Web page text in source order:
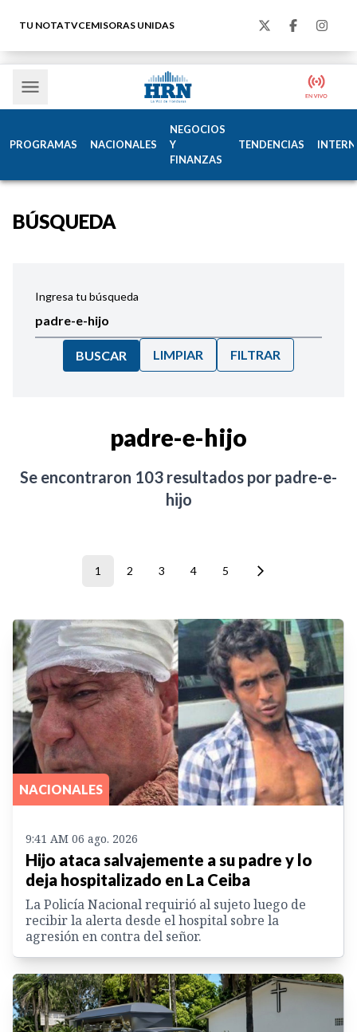
TU NOTATVCEMISORAS UNIDAS
PROGRAMAS NACIONALES
NEGOCIOS
Y
FINANZAS
TENDENCIAS
BÚSQUEDA
Ingresa tu búsqueda
BUSCAR LIMPIAR FILTRAR
padre-e-hijo
Se encontraron 103 resultados por padre-e-
hijo
1 2 3 4 5
NACIONALES
9:41 AM 06 ago. 2026
Hijo ataca salvajemente a su padre y lo
deja hospitalizado en La Ceiba
La Policía Nacional requirió al sujeto luego de
recibir la alerta desde el hospital sobre la
agresión en contra del señor.